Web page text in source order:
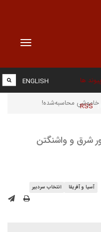
Toggle
پیوند ها
RSS
ENGLISH
خاموشیِ محاسبه‌شده!
شرق و واشنگتن
آسیا و آفریقا انتخاب سردبیر